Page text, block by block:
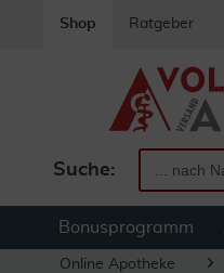
Shop Ratgeber
Suche:
Bonusprogramm
Online Apotheke